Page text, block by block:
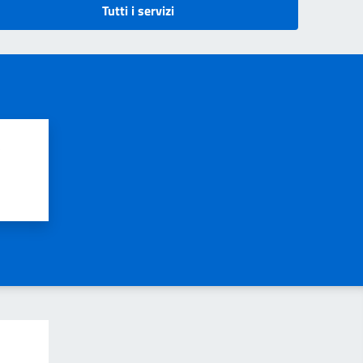
Tutti i servizi